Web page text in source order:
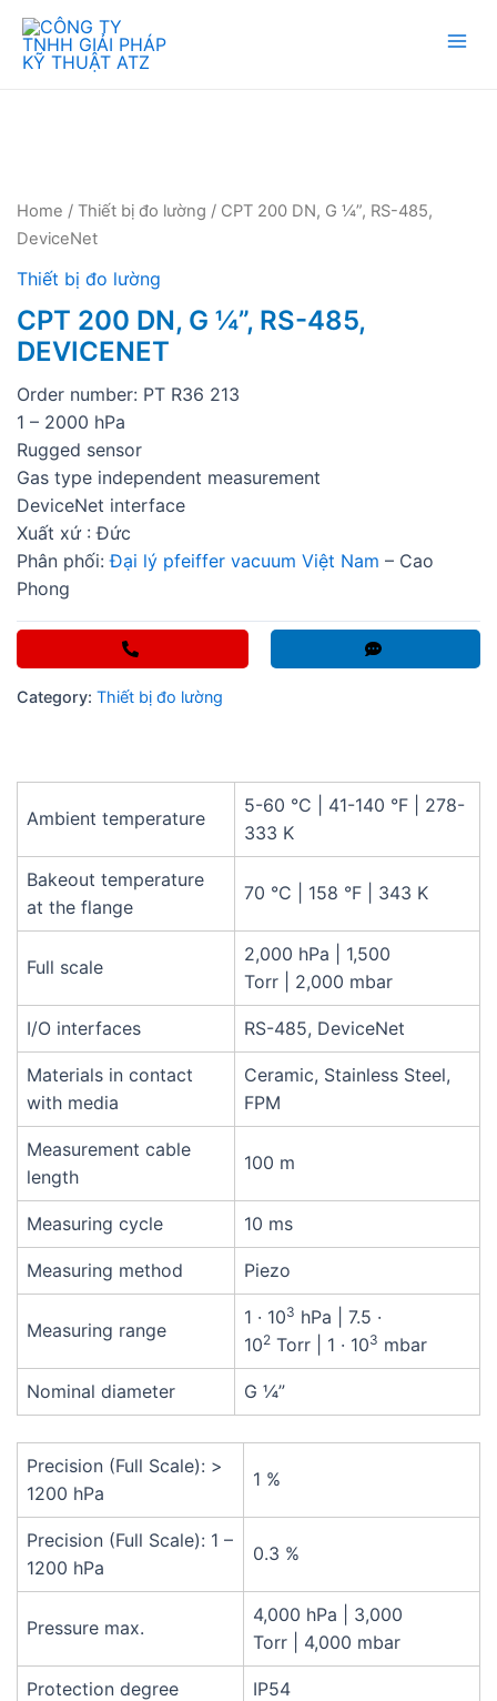
Home / Thiết bị đo lường / CPT 200 DN, G ¼”, RS-485,
DeviceNet
Thiết bị đo lường
CPT 200 DN, G ¼”, RS-485,
DEVICENET
Order number: PT R36 213
1 – 2000 hPa
Rugged sensor
Gas type independent measurement
DeviceNet interface
Xuất xứ : Đức
Phân phối:Đại lý pfeiffer vacuum Việt Nam – Cao
Phong
Category: Thiết bị đo lường
Ambient temperature
5-60 °C 41-140 °F
278-
333 K
Bakeout temperature
at the flange
70 °C 158 °F 343 K
Full scale
2,000 hPa
1,500
Torr
2,000 mbar
I/O interfaces RS-485, DeviceNet
Materials in contact
with media
Ceramic, Stainless Steel,
FPM
Measurement cable
length
100 m
Measuring cycle 10 ms
Measuring method Piezo
Measuring range
1 · 103 hPa
7.5 ·
102 Torr 1 · 103 mbar
Nominal diameter G ¼”
Precision (Full Scale): >
1200 hPa
1 %
Precision (Full Scale): 1 –
1200 hPa
0.3 %
Pressure max.
4,000 hPa
3,000
Torr
4,000 mbar
Protection degree IP54